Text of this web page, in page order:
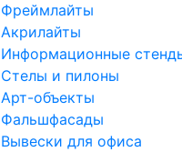
Фреймлайты
Акрилайты
Информационные
Стелы и пилоны
Арт-объекты
Фальшфасады
Вывески для офиса